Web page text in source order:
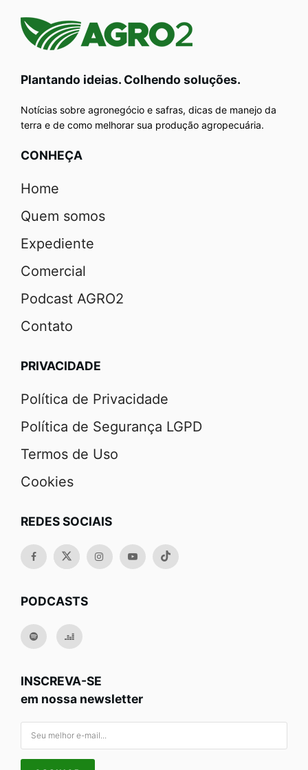
Plantando ideias. Colhendo soluções.
Notícias sobre agronegócio e safras, dicas de manejo da
terra e de como melhorar sua produção agropecuária.
CONHEÇA
Home
Quem somos
Expediente
Comercial
Podcast AGRO2
Contato
PRIVACIDADE
Política de Privacidade
Política de Segurança LGPD
Termos de Uso
Cookies
REDES SOCIAIS
PODCASTS
INSCREVA-SE
em nossa newsletter